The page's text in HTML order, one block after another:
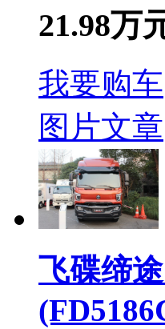
21.98万
我要购车
图片文章
飞碟缔